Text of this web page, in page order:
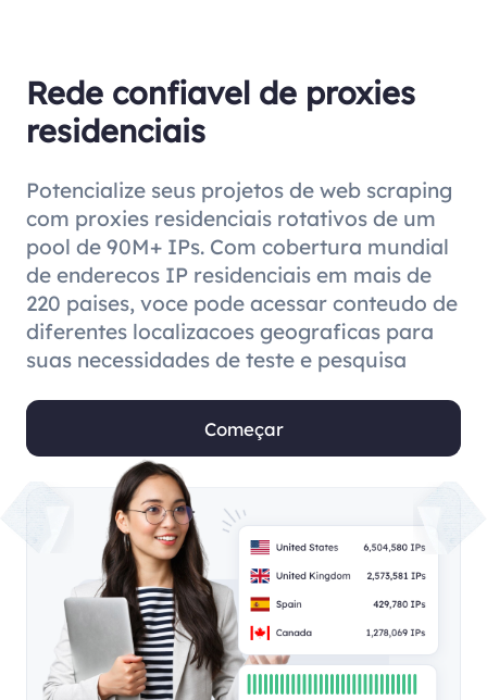
Rede confiavel de proxies
residenciais
Potencialize seus projetos de web scraping
com proxies residenciais rotativos de um
pool de 90M+ IPs. Com cobertura mundial
de enderecos IP residenciais em mais de
220 paises, voce pode acessar conteudo de
diferentes localizacoes geograficas para
suas necessidades de teste e pesquisa
Começar